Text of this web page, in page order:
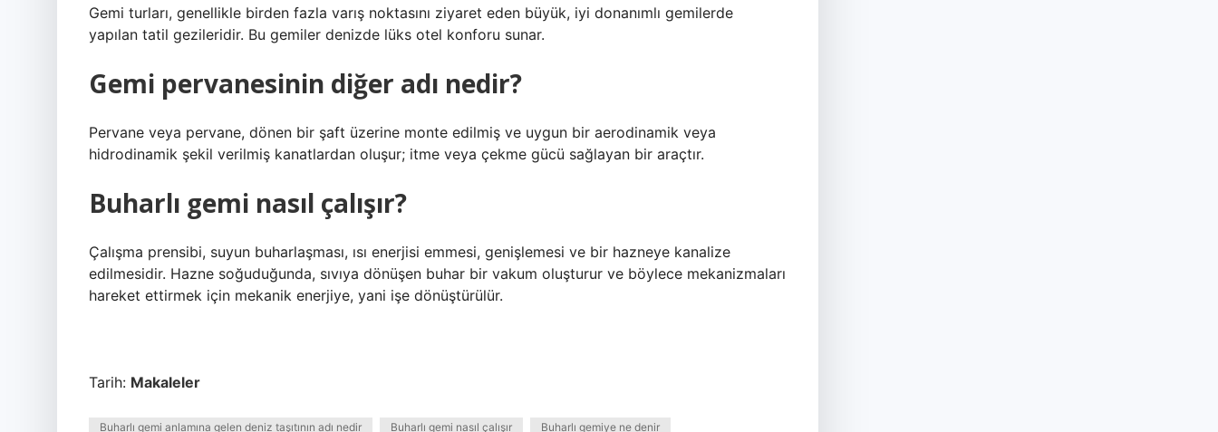
Gemi turları, genellikle birden fazla varış noktasını ziyaret eden büyük, iyi donanımlı gemilerde
yapılan tatil gezileridir. Bu gemiler denizde lüks otel konforu sunar.
Gemi pervanesinin diğer adı nedir?
Pervane veya pervane, dönen bir şaft üzerine monte edilmiş ve uygun bir aerodinamik veya
hidrodinamik şekil verilmiş kanatlardan oluşur; itme veya çekme gücü sağlayan bir araçtır.
Buharlı gemi nasıl çalışır?
Çalışma prensibi, suyun buharlaşması, ısı enerjisi emmesi, genişlemesi ve bir hazneye kanalize
edilmesidir. Hazne soğuduğunda, sıvıya dönüşen buhar bir vakum oluşturur ve böylece mekanizmaları
hareket ettirmek için mekanik enerjiye, yani işe dönüştürülür.
Tarih: Makaleler
Buharlı gemi anlamına gelen deniz taşıtının adı nedir Buharlı gemi nasıl çalışır Buharlı gemiye ne denir